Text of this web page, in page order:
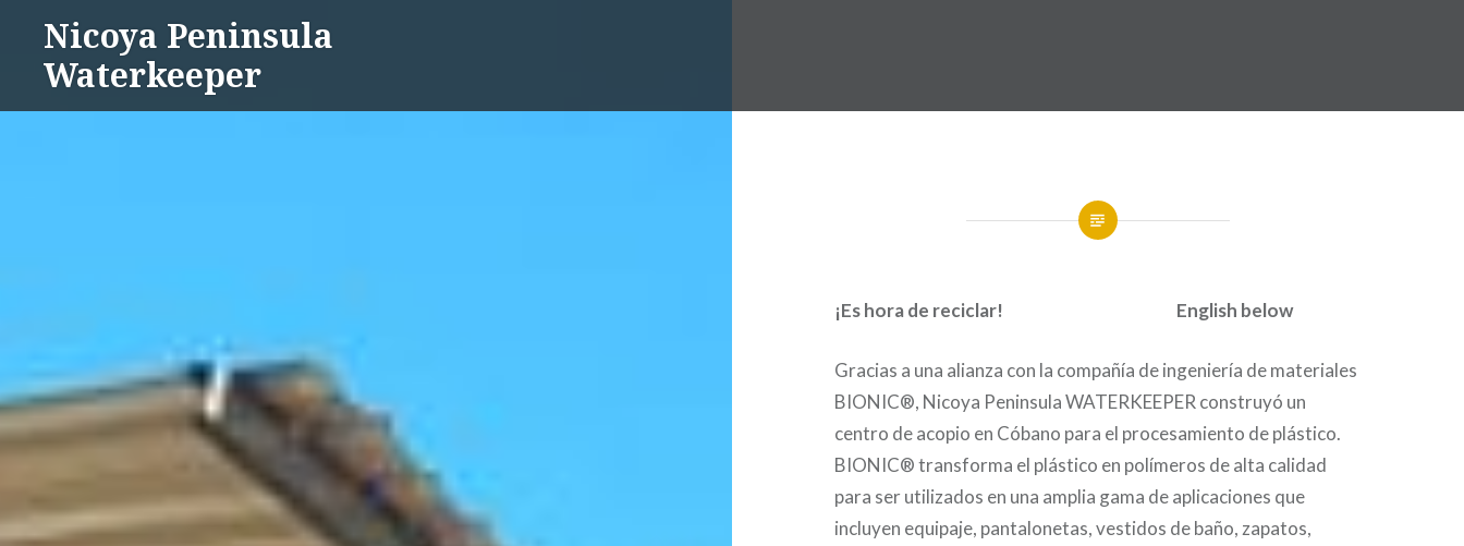
content
Nicoya Peninsula
Waterkeeper
¡Es hora de reciclar! English below
Gracias a una alianza con la compañía de ingeniería de materiales
BIONIC®, Nicoya Peninsula WATERKEEPER construyó un
centro de acopio en Cóbano para el procesamiento de plástico.
BIONIC® transforma el plástico en polímeros de alta calidad
para ser utilizados en una amplia gama de aplicaciones que
incluyen equipaje, pantalonetas, vestidos de baño, zapatos,